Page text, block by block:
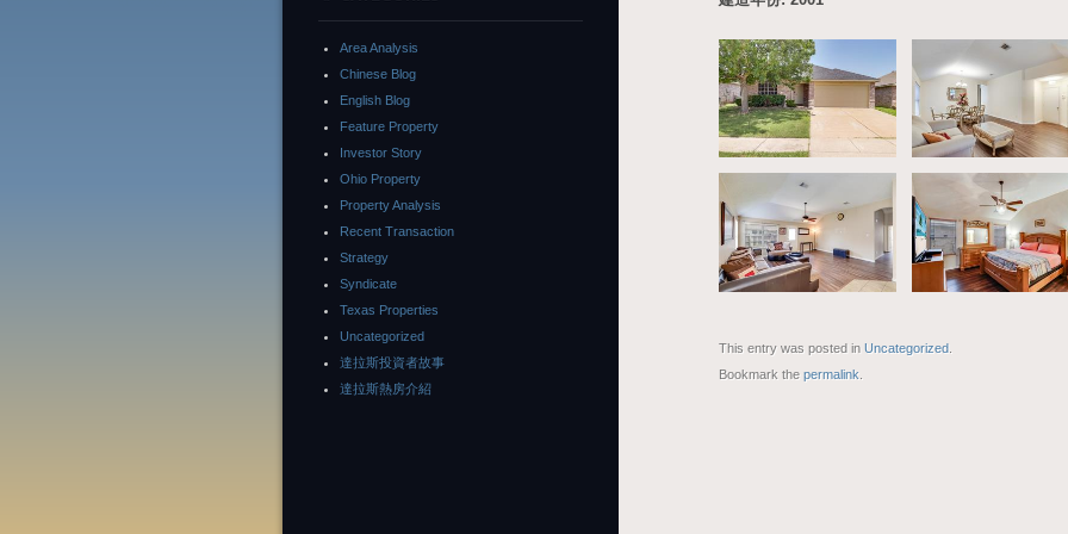
This entry was posted in Uncategorized
Bookmark the permalink
Area Analysis
Chinese Blog
English Blog
Feature Property
Investor Story
Ohio Property
Property Analysis
Recent Transaction
Strategy
Syndicate
Texas Properties
Uncategorized
達拉斯投資者故事
達拉斯熱房介紹